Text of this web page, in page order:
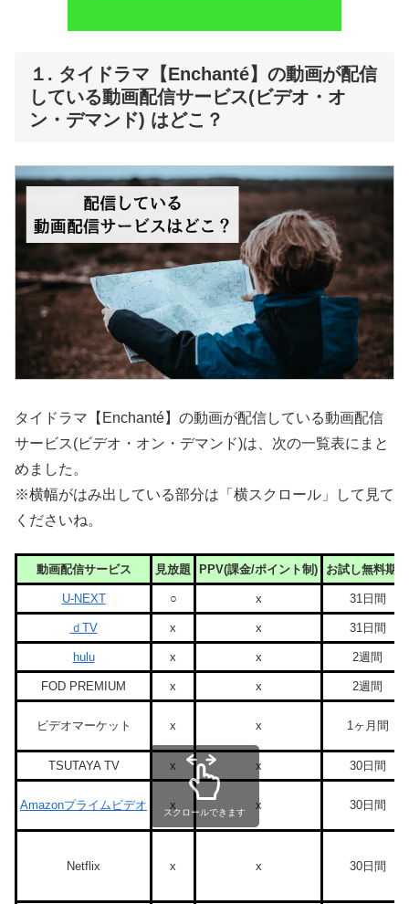
１. タイドラマ【Enchanté】の動画が配信
している動画配信サービス(ビデオ・オ
ン・デマンド) はどこ？
タイドラマ【Enchanté】の動画が配信している動画配信
サービス(ビデオ・オン・デマンド)は、次の一覧表にまと
めました。
※横幅がはみ出している部分は「横スクロール」して見て
くださいね。
動画配信サービス 見放題 PPV(課金/ポイント制) お試し無料期間
U-NEXT ○ x 31日間
ｄTV x x 31日間
hulu x x 2週間
FOD PREMIUM x x 2週間
ビデオマーケット x x 1ヶ月間
TSUTAYA TV x x 30日間
Amazonプライムビデオ x x 30日間
Netflix x x 30日間
スクロールできます